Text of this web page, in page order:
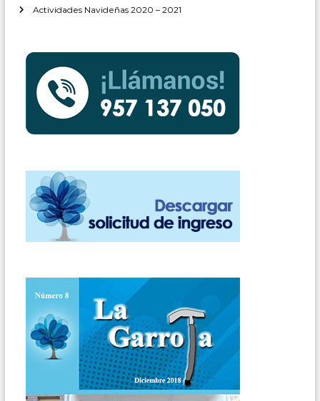
Actividades Navideñas 2020 – 2021